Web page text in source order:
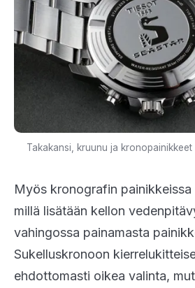
Takakansi, kruunu ja
Myös kronografin
millä lisätään kellon
vahingossa painamasta
Sukelluskronoon
ehdottomasti oikea valinta,